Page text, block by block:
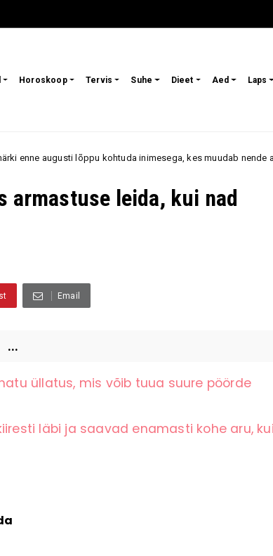
Horoskoop Tervis Suhe Dieet Aed Laps
kohtuda inimesega, kes muudab nende armuelu
armastuse leida, kui nad
Email
...
üllatus, mis võib tuua suure pöörde
läbi ja saavad enamasti kohe aru, kui